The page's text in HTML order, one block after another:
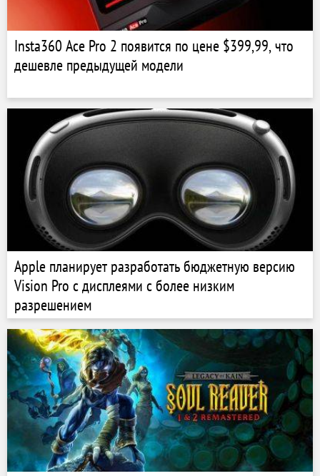
Insta360 Ace Pro 2 появится по цене $399,99, что
дешевле предыдущей модели
Apple планирует разработать бюджетную версию
Vision Pro с дисплеями с более низким
разрешением